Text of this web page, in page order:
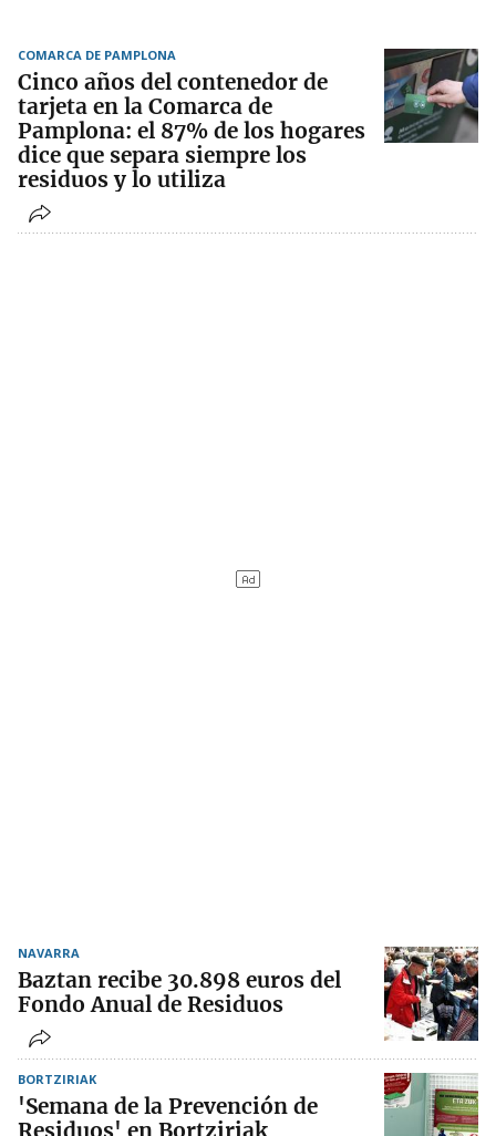
COMARCA DE PAMPLONA
Cinco años del contenedor de
tarjeta en la Comarca de
Pamplona: el 87% de los hogares
dice que separa siempre los
residuos y lo utiliza
NAVARRA
Baztan recibe 30.898 euros del
Fondo Anual de Residuos
BORTZIRIAK
'Semana de la Prevención de
Residuos' en Bortziriak